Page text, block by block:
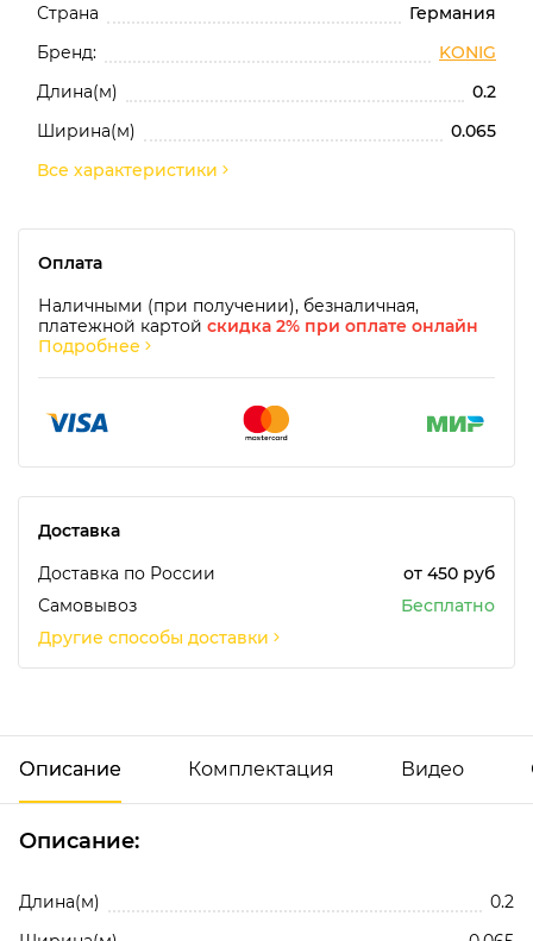
Страна
Германия
Бренд:
KONIG
Длина(м)
0.2
Ширина(м)
0.065
Все характеристики
Оплата
Наличными (при получении), безналичная,
платежной картой скидка 2% при оплате онлайн
Подробнее
Доставка
Доставка по России
от 450 руб
Самовывоз
Бесплатно
Другие способы доставки
Описание Комплектация Видео
Описание:
Длина(м)
0.2
Добавить отзыв
Лаки для реставрации мебели (спрей)